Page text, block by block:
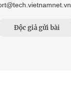
Độc giả gửi bài